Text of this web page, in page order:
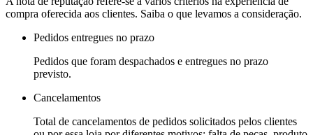
compra oferecida aos clientes. Saiba o que levamos a consideração.
Pedidos entregues no prazo
Pedidos que foram despachados e entregues no prazo
previsto.
Cancelamentos
Total de cancelamentos de pedidos solicitados pelos clientes